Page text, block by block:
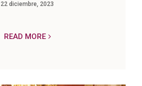
22 diciembre, 2023
READ MORE